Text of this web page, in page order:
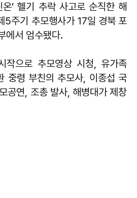
’ 헬기 추락 사고로 순직한 해
5주기 추모행사가 17일 경북 포
에서 엄수됐다.
작으로 추모영상 시청, 유가족
중령 부친의 추모사, 이종섭 국
공연, 조총 발사, 해병대가 제창